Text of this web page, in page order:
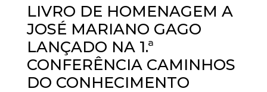
LIVRO DE HOMENAGEM A
JOSÉ MARIANO GAGO
LANÇADO NA 1.ª
CONFERÊNCIA CAMINHOS
DO CONHECIMENTO